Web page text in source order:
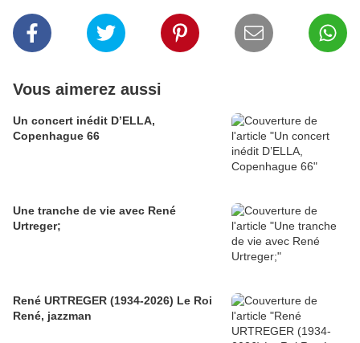
Vous aimerez aussi
Un concert inédit D’ELLA,
Copenhague 66
Une tranche de vie avec René
Urtreger;
René URTREGER (1934-2026) Le Roi
René, jazzman